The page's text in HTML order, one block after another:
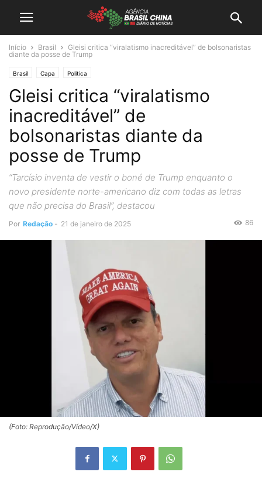
Início Brasil
Gleisi critica “viralatismo inacreditável” de bolsonaristas
diante da posse de Trump
Brasil Capa Politica
Gleisi critica “viralatismo
inacreditável” de
bolsonaristas diante da
posse de Trump
“Tarcísio inventa de vestir o boné de Trump enquanto o
novo presidente norte-americano diz com todas as letras
que não precisa do Brasil”, destacou
Por Redação - 21 de janeiro de 2025 86
(Foto: Reprodução/Vídeo/X)